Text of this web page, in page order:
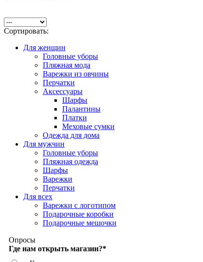
Сортировать:
Для женщин
Головные уборы
Пляжная мода
Варежки из овчины
Перчатки
Аксессуары
Шарфы
Палантины
Платки
Меховые сумки
Одежда для дома
Для мужчин
Головные уборы
Пляжная одежда
Шарфы
Варежки
Перчатки
Для всех
Варежки с логотипом
Подарочные коробки
Подарочные мешочки
Опросы
Где нам открыть магазин?*